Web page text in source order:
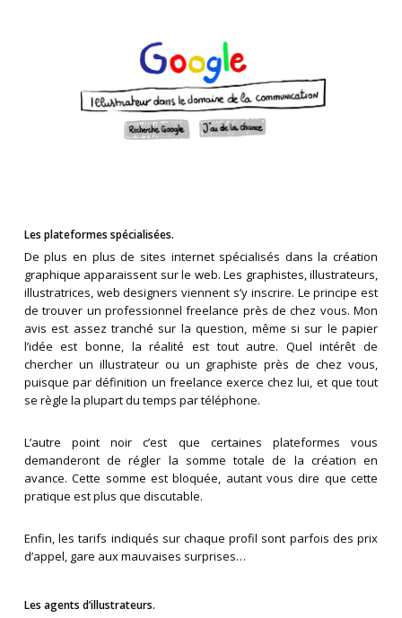
Les plateformes spécialisées.
De plus en plus de sites internet spécialisés dans la création
graphique apparaissent sur le web. Les graphistes, illustrateurs,
illustratrices, web designers viennent s’y inscrire. Le principe est
de trouver un professionnel freelance près de chez vous. Mon
avis est assez tranché sur la question, même si sur le papier
l’idée est bonne, la réalité est tout autre. Quel intérêt de
chercher un illustrateur ou un graphiste près de chez vous,
puisque par définition un freelance exerce chez lui, et que tout
se règle la plupart du temps par téléphone.
L’autre point noir c’est que certaines plateformes vous
demanderont de régler la somme totale de la création en
avance. Cette somme est bloquée, autant vous dire que cette
pratique est plus que discutable.
Enfin, les tarifs indiqués sur chaque profil sont parfois des prix
d’appel, gare aux mauvaises surprises…
Les agents d’illustrateurs.